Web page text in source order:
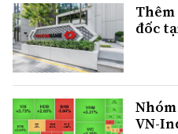
đốc
VN-